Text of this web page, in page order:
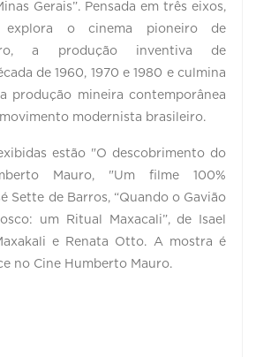
Gerais”. Pensada em três eixos,
explora o cinema pioneiro de
a produção inventiva de
de 1960, 1970 e 1980 e culmina
produção mineira contemporânea
modernista brasileiro.
estão "O descobrimento do
Mauro, "Um filme 100%
Sette de Barros, “Quando o Gavião
um Ritual Maxacali”, de Isael
e Renata Otto. A mostra é
no Cine Humberto Mauro.